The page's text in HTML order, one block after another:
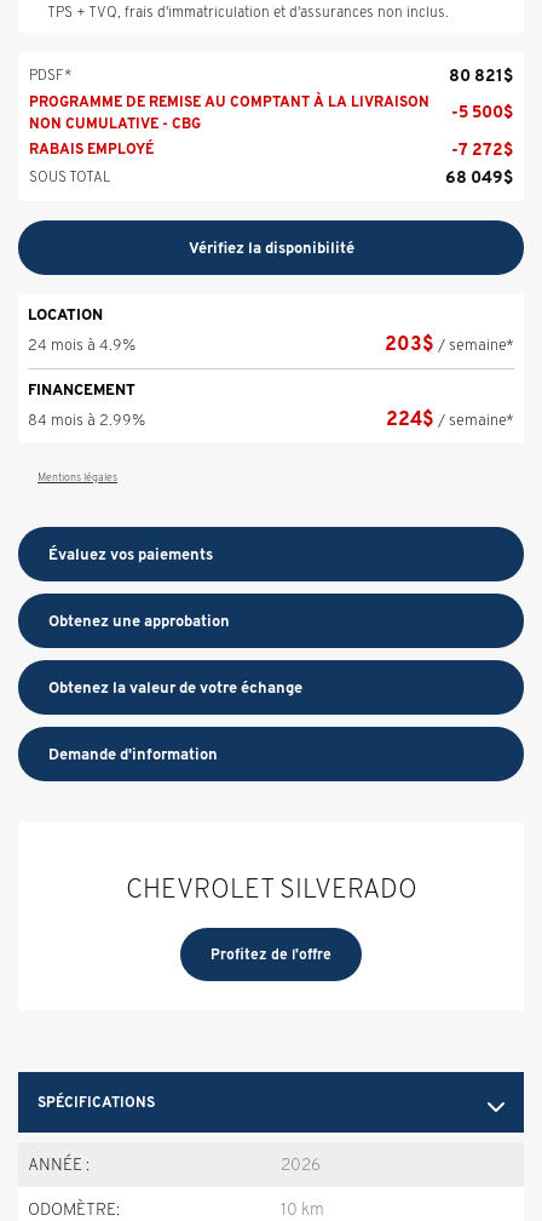
SPÉCIFICATIONS
ANNÉE : 2026
ODOMÈTRE: 10 km
TPS + TVQ, frais d'immatriculation et d'assurances non inclus.
PDSF* 80 821$
PROGRAMME DE REMISE AU COMPTANT À LA LIVRAISON
NON CUMULATIVE - CBG
-5 500$
RABAIS EMPLOYÉ -7 272$
SOUS TOTAL 68 049$
Vérifiez la disponibilité
LOCATION
24 mois à 4.9%
203$ / semaine*
FINANCEMENT
84 mois à 2.99%
224$ / semaine*
Mentions légales
Évaluez vos paiements
Obtenez une approbation
Obtenez la valeur de votre échange
Demande d'information
CHEVROLET SILVERADO
Profitez de l'offre